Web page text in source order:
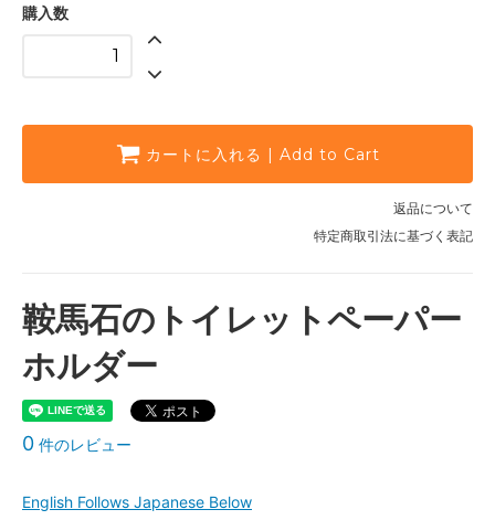
購入数
カートに入れる | Add to Cart
返品について
特定商取引法に基づく表記
鞍馬石のトイレットペーパー
ホルダー
0 件のレビュー
English Follows Japanese Below